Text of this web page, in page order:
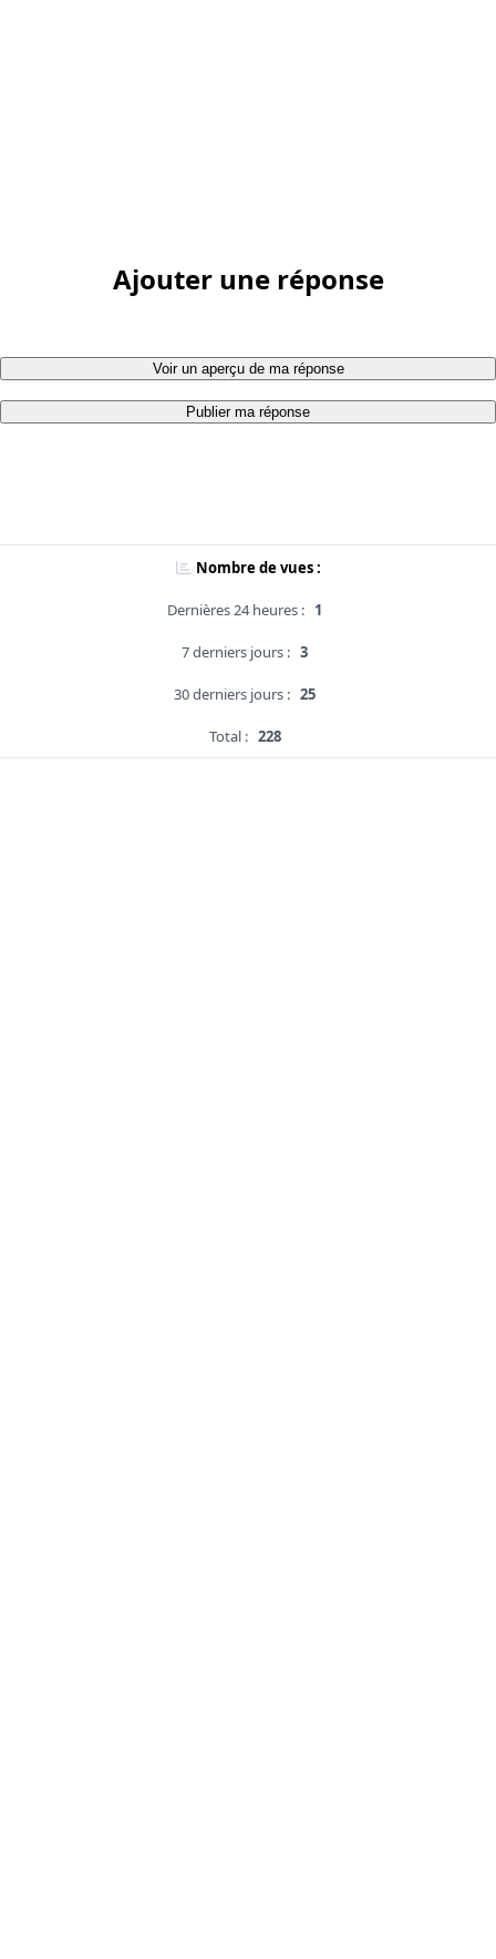
Ajouter une réponse
Voir un aperçu de ma réponse
Publier ma réponse
Nombre de vues :
Dernières 24 heures : 1
7 derniers jours : 3
30 derniers jours : 25
Total : 228